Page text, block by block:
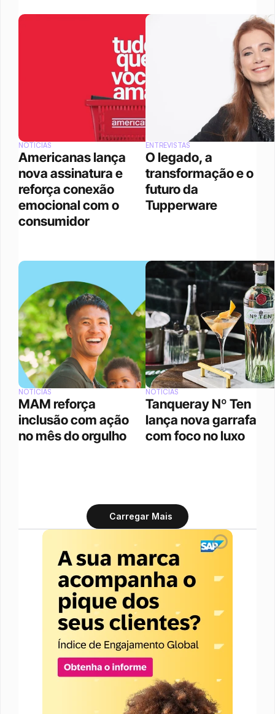
NOTÍCIAS
Americanas lança
nova assinatura e
reforça conexão
emocional com o
consumidor
ENTREVISTAS
O legado, a
transformação e o
futuro da
Tupperware
NOTÍCIAS
MAM reforça
inclusão com ação
no mês do orgulho
NOTÍCIAS
Tanqueray Nº Ten
lança nova garrafa
com foco no luxo
Carregar Mais